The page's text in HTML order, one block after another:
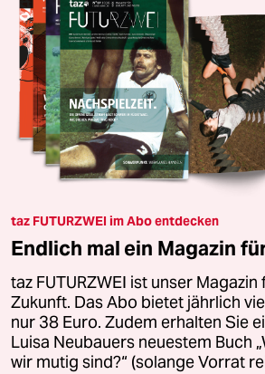
taz FUTURZWEI im Abo entdecken
Endlich mal ein Magazin
taz FUTURZWEI ist unser
Zukunft. Das Abo bietet jährlich
nur 38 Euro. Zudem erhalten Sie
Luisa Neubauers neuestem Buch
wir mutig sind?“ (solange Vorrat